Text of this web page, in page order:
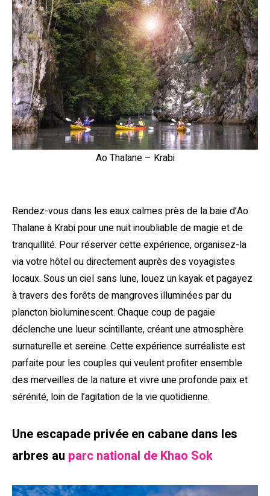
Ao Thalane – Krabi
Rendez-vous dans les eaux calmes près de la baie d’Ao
Thalane à Krabi pour une nuit inoubliable de magie et de
tranquillité. Pour réserver cette expérience, organisez-la
via votre hôtel ou directement auprès des voyagistes
locaux. Sous un ciel sans lune, louez un kayak et pagayez
à travers des forêts de mangroves illuminées par du
plancton bioluminescent. Chaque coup de pagaie
déclenche une lueur scintillante, créant une atmosphère
surnaturelle et sereine. Cette expérience surréaliste est
parfaite pour les couples qui veulent profiter ensemble
des merveilles de la nature et vivre une profonde paix et
sérénité, loin de l’agitation de la vie quotidienne.
Une escapade privée en cabane dans les
arbres au parc national de Khao Sok